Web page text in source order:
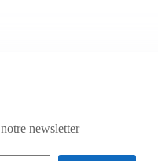
newsletter